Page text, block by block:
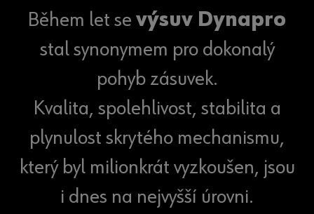
Během let se výsuv Dynapro
stal synonymem pro dokonalý
pohyb zásuvek.
Kvalita, spolehlivost, stabilita a
plynulost skrytého mechanismu,
který byl milionkrát vyzkoušen, jsou
i dnes na nejvyšší úrovni.